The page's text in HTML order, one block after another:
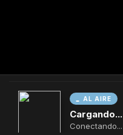
AL AIRE
Cargando...
Conectando...